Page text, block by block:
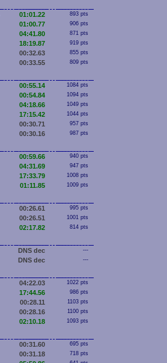
01:01.22 893 pts
01:00.77 906 pts
04:41.80 871 pts
18:19.87 919 pts
00:32.63 855 pts
00:33.55 809 pts
00:55.14 1084 pts
00:54.84 1094 pts
04:18.66 1049 pts
17:15.42 1044 pts
00:30.71 957 pts
00:30.16 987 pts
00:59.66 940 pts
04:31.69 947 pts
17:33.79 1008 pts
01:11.85 1009 pts
00:26.61 995 pts
00:26.51 1001 pts
02:17.82 814 pts
DNS dec ---
DNS dec ---
04:22.03 1022 pts
17:44.56 986 pts
00:28.11 1103 pts
00:28.16 1100 pts
02:10.18 1093 pts
00:31.60 695 pts
00:31.18 718 pts